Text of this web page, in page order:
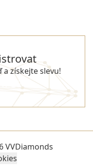
získejte slevu!
SE
VVDiamonds